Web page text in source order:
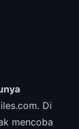
Di
mencoba